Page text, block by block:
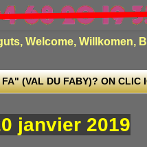
Welcome, Willkomen,
(VAL DU FABY)? ON CLIC
janvier 2019